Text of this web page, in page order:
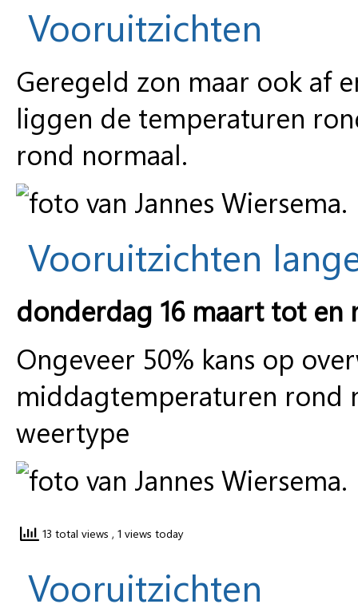
Vooruitzichten
Geregeld zon maar ook af
liggen de temperaturen
rond normaal.
Vooruitzichten
donderdag 16 maart tot
Ongeveer 50% kans op
middagtemperaturen rond
weertype
13 total views , 1 views today
Vooruitzichten